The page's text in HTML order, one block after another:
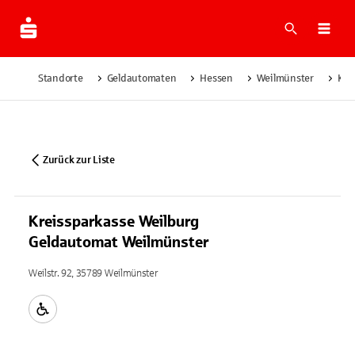
Suche
Standorte Geldautomaten Hessen Weilmünster
Zurück zur Liste
Kreissparkasse Weilburg
Geldautomat Weilmünster
Weilstr. 92, 35789 Weilmünster